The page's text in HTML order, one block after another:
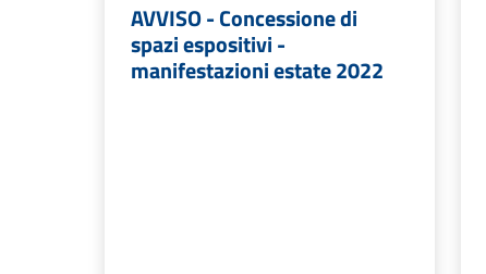
AVVISO - Concessione di
spazi espositivi -
manifestazioni estate 2022